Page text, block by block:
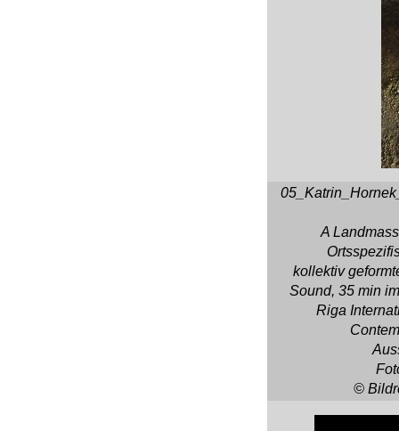
A
kollektiv
Sound, 35 min
Riga
©